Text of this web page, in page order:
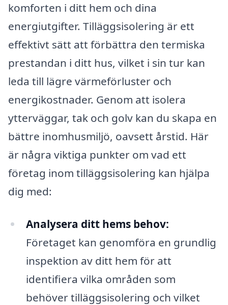
komforten i ditt hem och dina
energiutgifter. Tilläggsisolering är ett
effektivt sätt att förbättra den termiska
prestandan i ditt hus, vilket i sin tur kan
leda till lägre värmeförluster och
energikostnader. Genom att isolera
ytterväggar, tak och golv kan du skapa en
bättre inomhusmiljö, oavsett årstid. Här
är några viktiga punkter om vad ett
företag inom tilläggsisolering kan hjälpa
dig med:
Analysera ditt hems behov:
Företaget kan genomföra en grundlig
inspektion av ditt hem för att
identifiera vilka områden som
behöver tilläggsisolering och vilket